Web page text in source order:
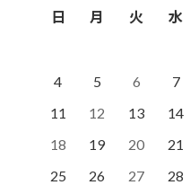
日 月 火 水
4
5 6 7
11
12 13 14
18
19 20 21
25
26 27 28